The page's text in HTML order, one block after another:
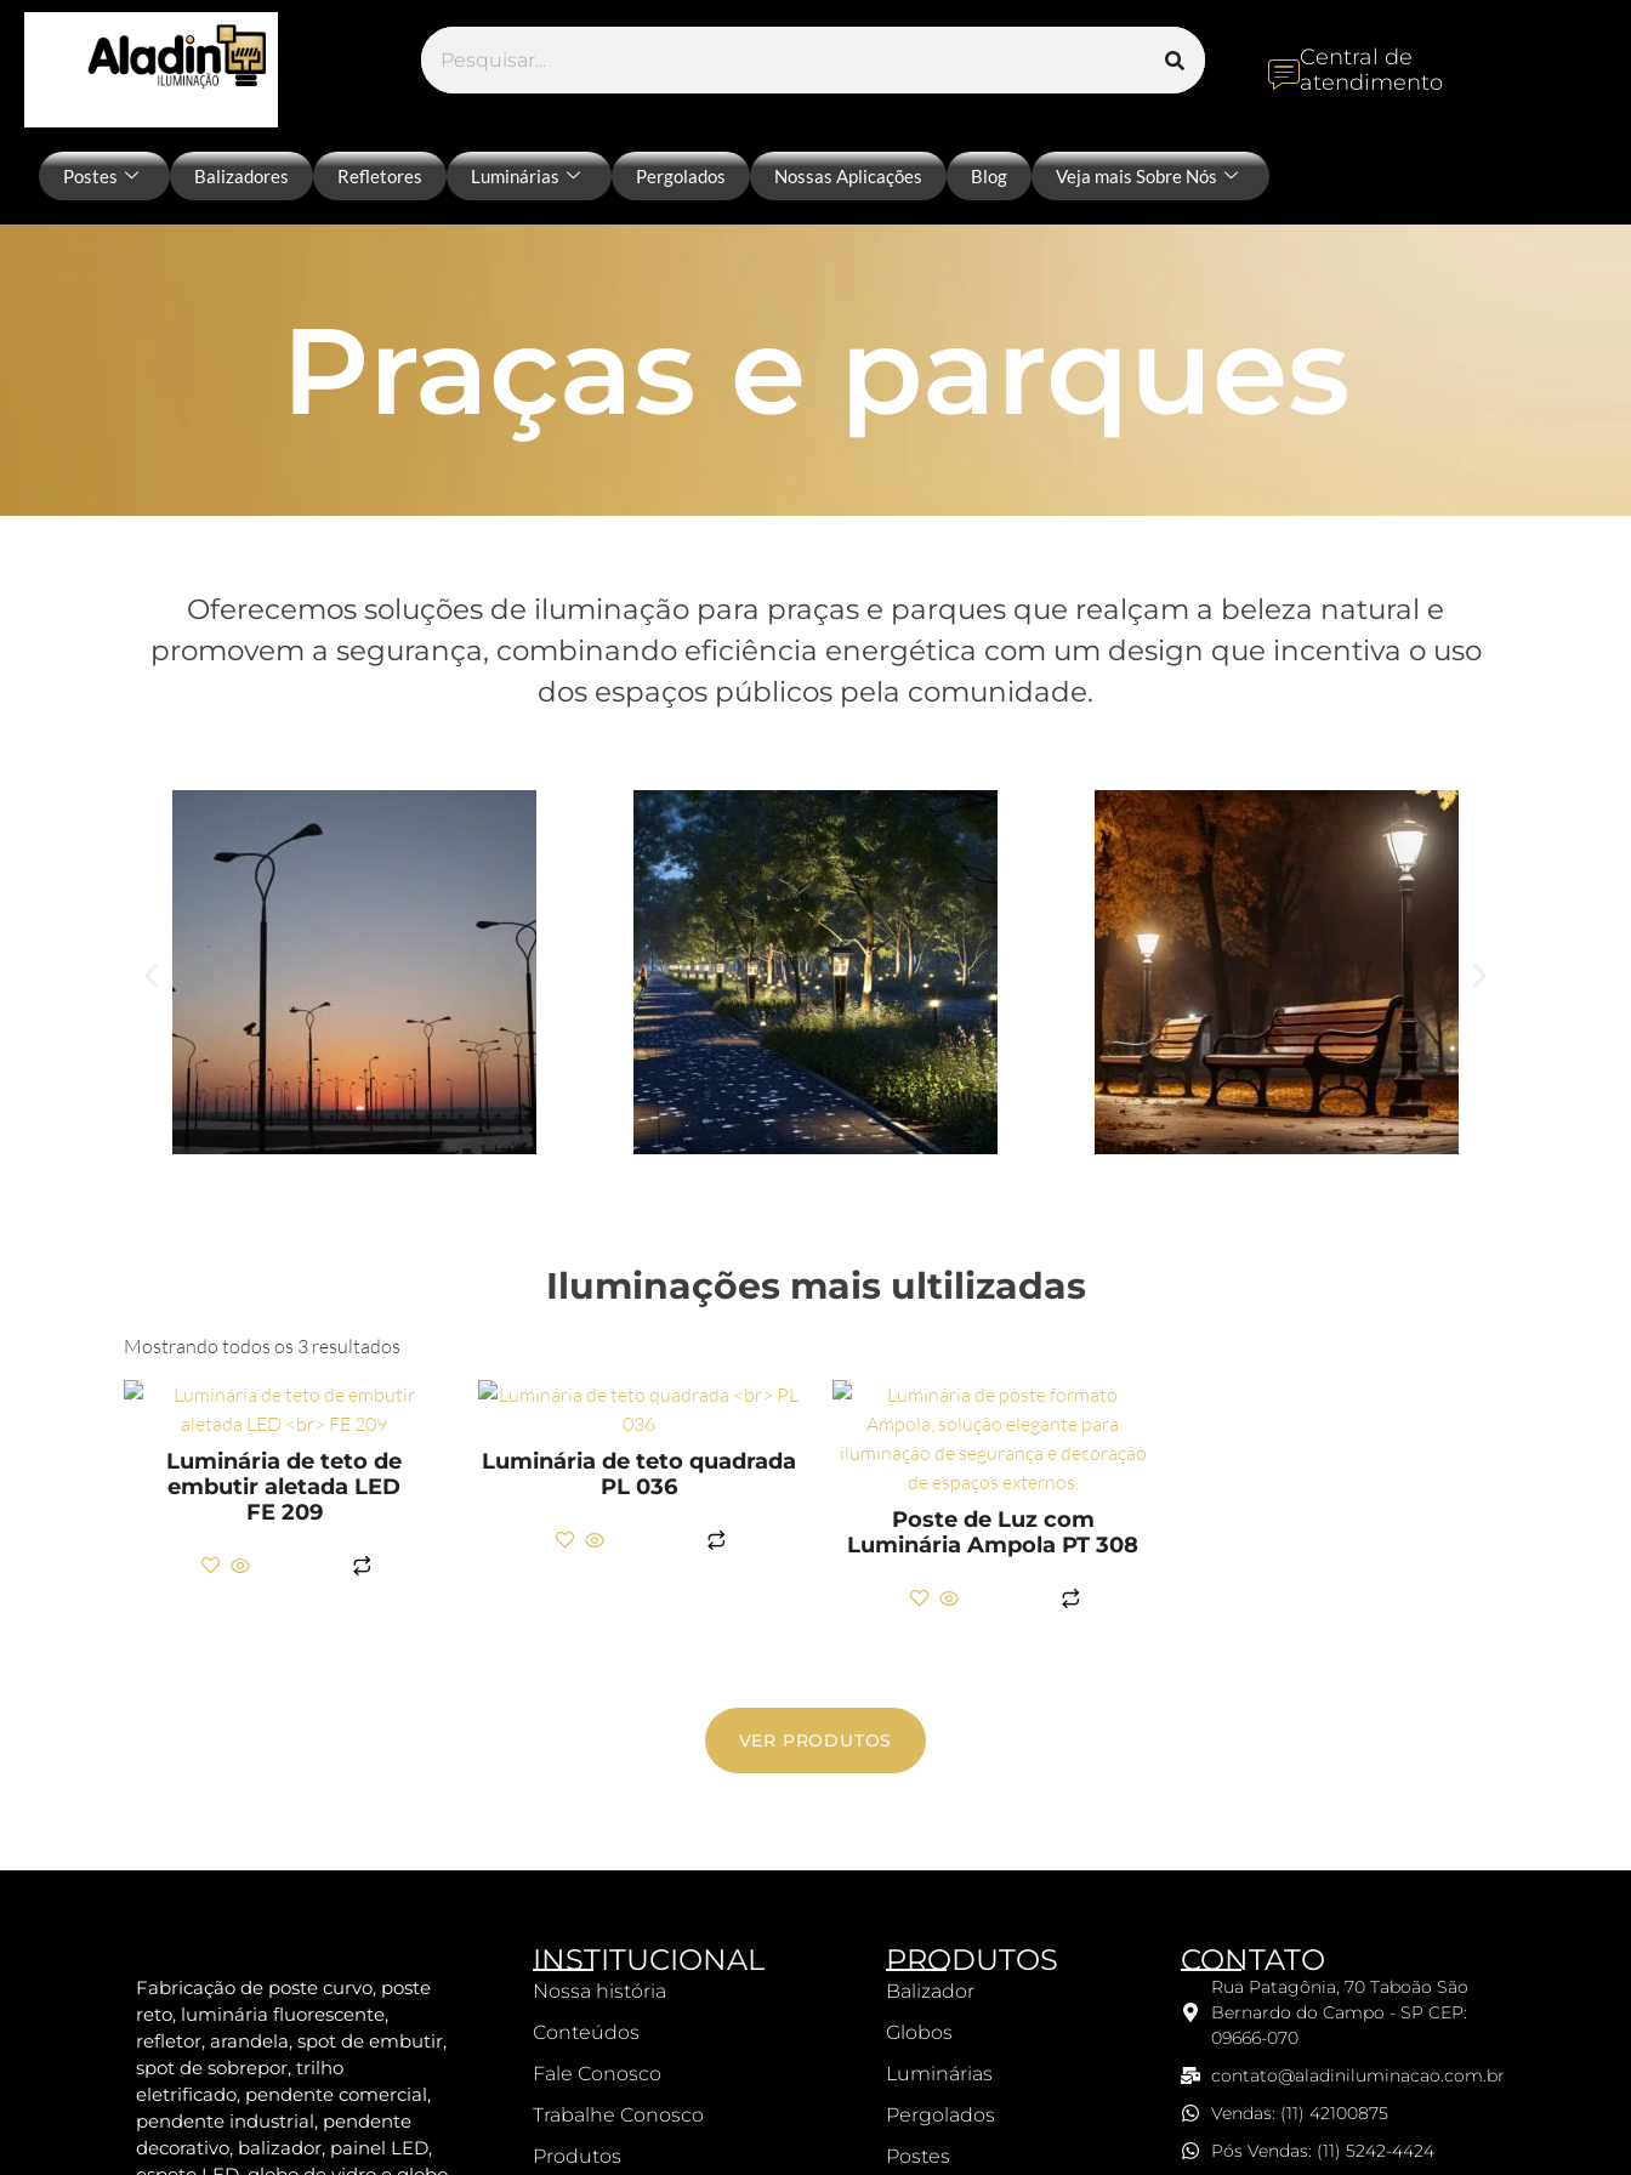
Central de
atendimento
Postes Balizadores Refletores Luminárias Pergolados Nossas Aplicações Blog Veja mais Sobre Nós
Praças e parques
Oferecemos soluções de iluminação para praças e parques que realçam a beleza natural e
promovem a segurança, combinando eficiência energética com um design que incentiva o uso
dos espaços públicos pela comunidade.
Iluminações mais ultilizadas
Mostrando todos os 3 resultados
Luminária de teto de
embutir aletada LED
FE 209
Luminária de teto quadrada
PL 036
Poste de Luz com
Luminária Ampola PT 308
VER PRODUTOS
Fabricação de poste curvo, poste
reto, luminária fluorescente,
refletor, arandela, spot de embutir,
spot de sobrepor, trilho
eletrificado, pendente comercial,
pendente industrial, pendente
decorativo, balizador, painel LED,
INSTITUCIONAL
Nossa história
Conteúdos
Fale Conosco
Trabalhe Conosco
Produtos
PRODUTOS
Balizador
Globos
Luminárias
Pergolados
Postes
CONTATO
Rua Patagônia, 70 Taboão São
Bernardo do Campo - SP CEP:
09666-070
contato@aladiniluminacao.com.br
Vendas: (11) 42100875
Pós Vendas: (11) 5242-4424